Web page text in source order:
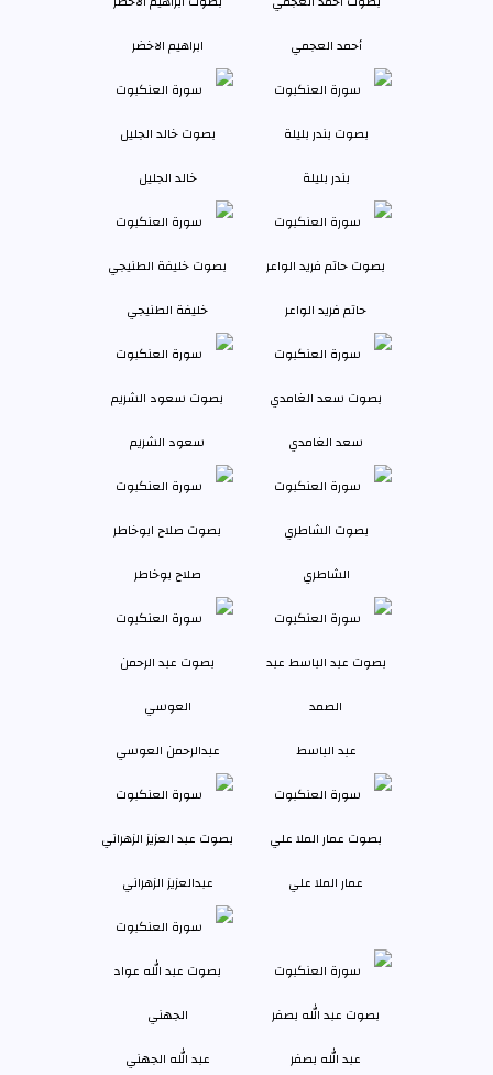
أحمد العجمي ابراهيم الاخضر
بندر بليلة خالد الجليل
حاتم فريد الواعر خليفة الطنيجي
سعد الغامدي سعود الشريم
الشاطري صلاح بوخاطر
عبد الباسط عبدالرحمن العوسي
عمار الملا علي عبدالعزيز الزهراني
عبد الله بصفر عبد الله الجهني